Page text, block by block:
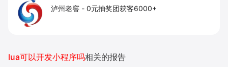
泸州老窖 - 0元抽奖团获客6000+
lua可以开发小程序吗相关的报告